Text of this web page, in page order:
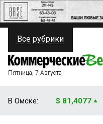
ПОЛИТИКА
ФИНАНСЫ
Все рубрики
Пятница, 7 Августа
В Омске: $ 81,4077